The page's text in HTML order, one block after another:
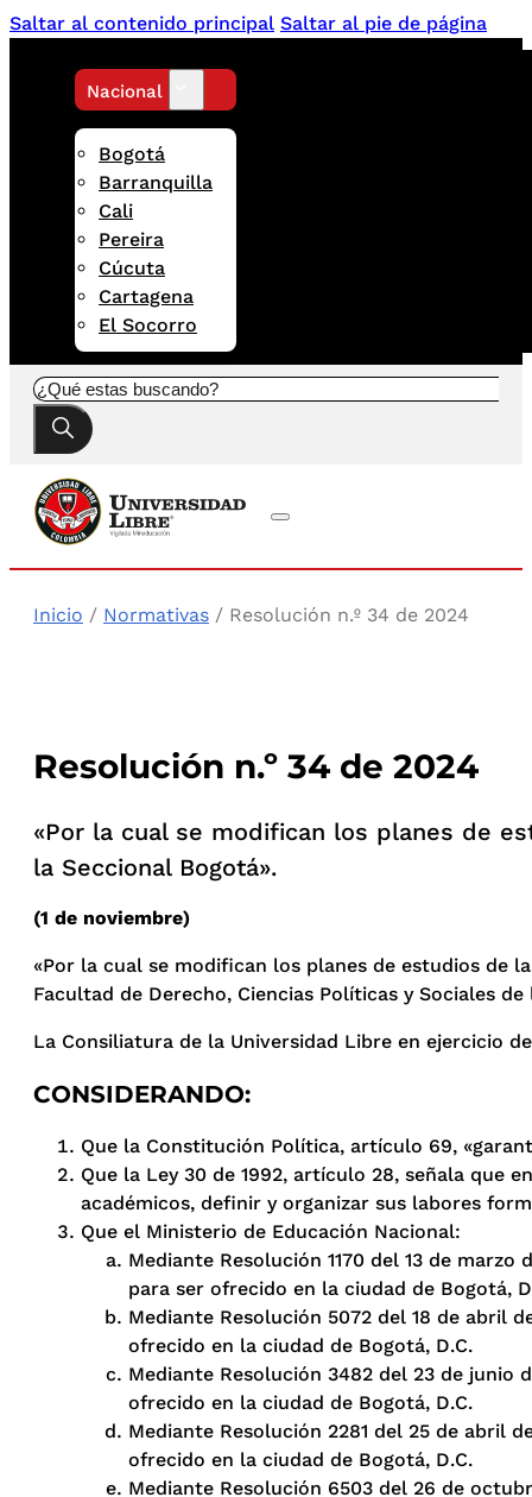
Saltar al contenido principal Saltar al pie de página
Nacional
Bogotá
Barranquilla
Cali
Pereira
Cúcuta
Cartagena
El Socorro
Buscar
Inicio / Normativas / Resolución n.º 34 de 2024
Resolución n.º 34 de 2024
«Por la cual se modifican los planes de
la Seccional Bogotá».
(1 de noviembre)
«Por la cual se modifican los planes de estudios de
Facultad de Derecho, Ciencias Políticas y Sociales
La Consiliatura de la Universidad Libre en ejercicio
CONSIDERANDO:
Que la Constitución Política, artículo 69,
Que la Ley 30 de 1992, artículo 28, señala que
académicos, definir y organizar sus labores
Que el Ministerio de Educación Nacional:
Mediante Resolución 1170 del 13 de
para ser ofrecido en la ciudad de Bogotá,
Mediante Resolución 5072 del 18 de abril
ofrecido en la ciudad de Bogotá, D.C.
Mediante Resolución 3482 del 23 de
ofrecido en la ciudad de Bogotá, D.C.
Mediante Resolución 2281 del 25 de abril
ofrecido en la ciudad de Bogotá, D.C.
Mediante Resolución 6503 del 26 de